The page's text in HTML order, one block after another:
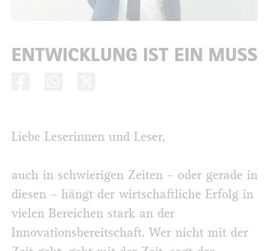
ENTWICKLUNG IST EIN MUSS
Liebe Leserinnen und Leser,
auch in schwierigen Zeiten – oder gerade in
diesen – hängt der wirtschaftliche Erfolg in
vielen Bereichen stark an der
Innovationsbereitschaft. Wer nicht mit der